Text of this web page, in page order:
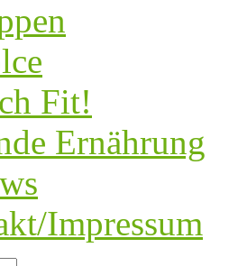
Fit!
Ernährung
Impressum